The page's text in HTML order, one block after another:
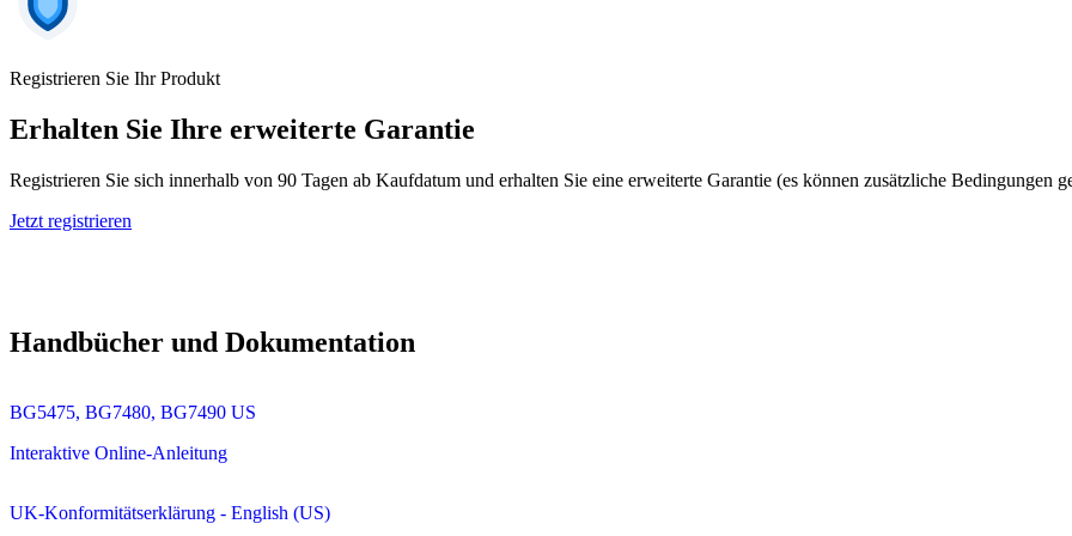
Registrieren Sie Ihr Produkt
Erhalten Sie Ihre erweiterte Garantie
Registrieren Sie sich innerhalb von 90 Tagen ab Kaufdatum und erhalten Sie eine erweiterte Garantie (es können zusätzliche Bedingungen
Jetzt registrieren
Handbücher und Dokumentation
BG5475, BG7480, BG7490 US
Interaktive Online-Anleitung
UK-Konformitätserklärung - English (US)